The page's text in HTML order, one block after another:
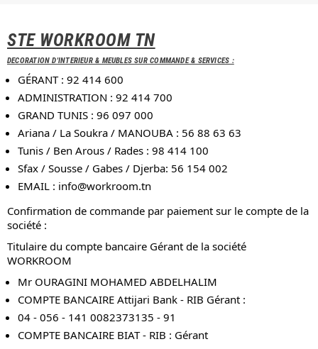
STE WORKROOM TN
DECORATION D'INTERIEUR & MEUBLES SUR COMMANDE & SERVICES :
GÉRANT : 92 414 600
ADMINISTRATION : 92 414 700
GRAND TUNIS : 96 097 000
Ariana / La Soukra / MANOUBA : 56 88 63 63
Tunis / Ben Arous / Rades : 98 414 100
Sfax / Sousse / Gabes / Djerba: 56 154 002
EMAIL : info@workroom.tn
Confirmation de commande par paiement sur le compte de la
société :
Titulaire du compte bancaire Gérant de la société
WORKROOM
Mr OURAGINI MOHAMED ABDELHALIM
COMPTE BANCAIRE Attijari Bank - RIB Gérant :
04 - 056 - 141 0082373135 - 91
COMPTE BANCAIRE BIAT - RIB : Gérant